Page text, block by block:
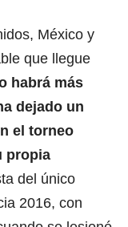
México y
que llegue
habrá más
dejado un
el torneo
propia
del único
2016, con